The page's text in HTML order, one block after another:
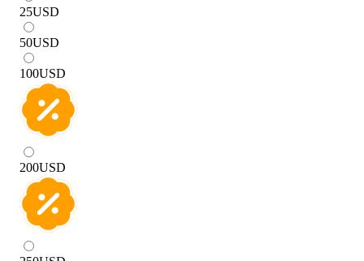
25USD
50USD
100USD
200USD